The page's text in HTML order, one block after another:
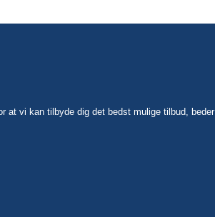
vi kan tilbyde dig det bedst mulige tilbud,